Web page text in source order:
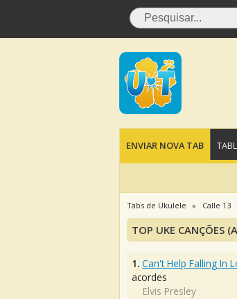
ENVIAR NOVA TAB
Tabs de Ukulele Calle 13
TOP UKE CANÇÕES
1. Can't Help Falling In
acordes
Elvis Presley